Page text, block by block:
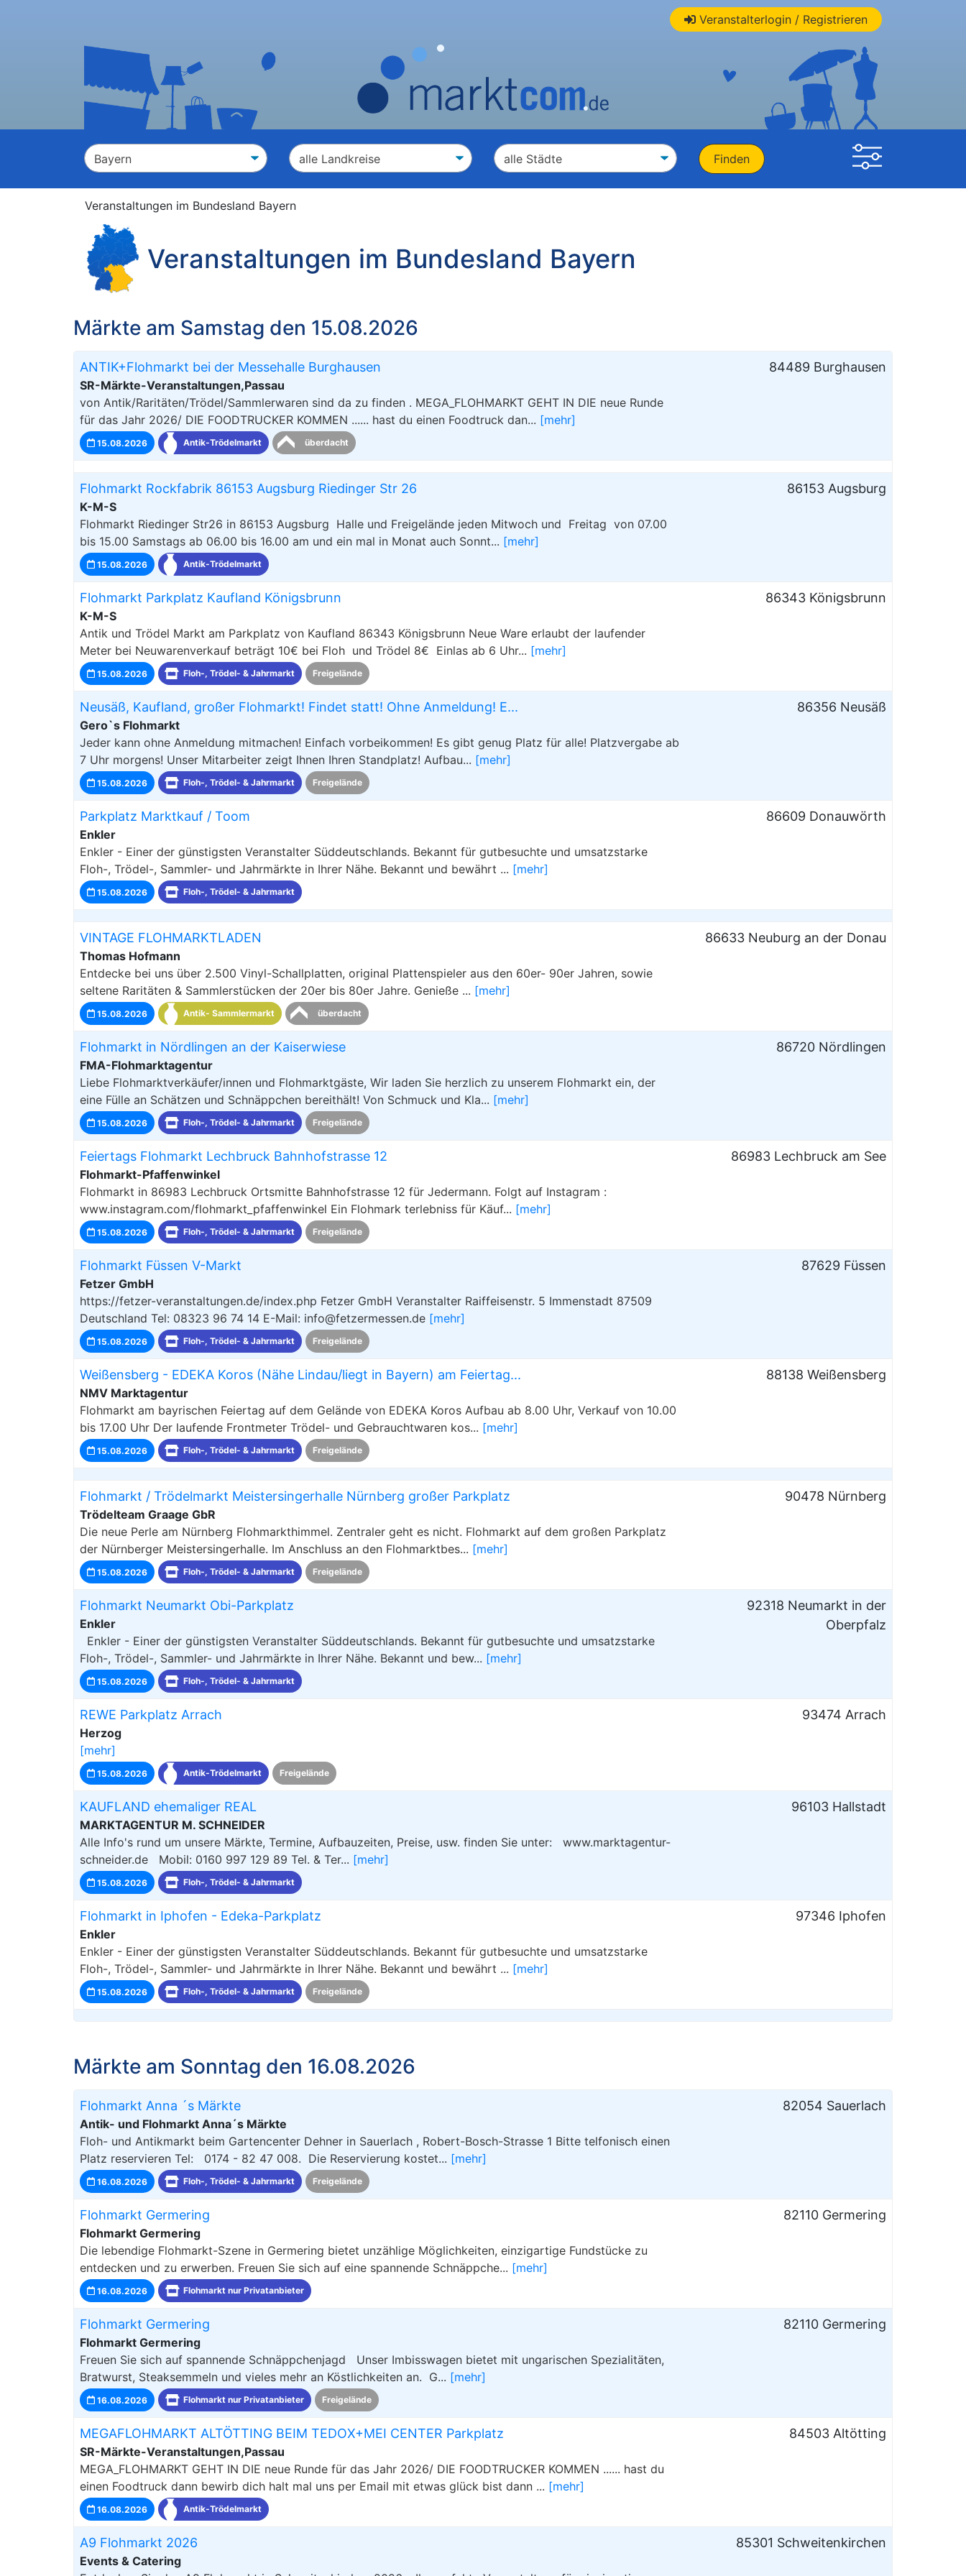
Veranstalterlogin / Registrieren
Veranstaltungen im Bundesland Bayern
Veranstaltungen im Bundesland Bayern
Märkte am Samstag den 15.08.2026
ANTIK+Flohmarkt bei der Messehalle Burghausen
SR-Märkte-Veranstaltungen,Passau
von Antik/Raritäten/Trödel/Sammlerwaren sind da zu finden . MEGA_FLOHMARKT GEHT IN DIE neue Runde
für das Jahr 2026/ DIE FOODTRUCKER KOMMEN ...... hast du einen Foodtruck dan... [mehr]
84489 Burghausen
15.08.2026 Antik-Trödelmarkt überdacht
Flohmarkt Rockfabrik 86153 Augsburg Riedinger Str 26
K-M-S
Flohmarkt Riedinger Str26 in 86153 Augsburg Halle und Freigelände jeden Mitwoch und Freitag von 07.00
bis 15.00 Samstags ab 06.00 bis 16.00 am und ein mal in Monat auch Sonnt... [mehr]
86153 Augsburg
15.08.2026 Antik-Trödelmarkt
Flohmarkt Parkplatz Kaufland Königsbrunn
K-M-S
Antik und Trödel Markt am Parkplatz von Kaufland 86343 Königsbrunn Neue Ware erlaubt der laufender
Meter bei Neuwarenverkauf beträgt 10€ bei Floh und Trödel 8€ Einlas ab 6 Uhr... [mehr]
86343 Königsbrunn
15.08.2026 Floh-, Trödel- & Jahrmarkt Freigelände
Neusäß, Kaufland, großer Flohmarkt! Findet statt! Ohne Anmeldung! E...
Gero`s Flohmarkt
Jeder kann ohne Anmeldung mitmachen! Einfach vorbeikommen! Es gibt genug Platz für alle! Platzvergabe ab
7 Uhr morgens! Unser Mitarbeiter zeigt Ihnen Ihren Standplatz! Aufbau... [mehr]
86356 Neusäß
15.08.2026 Floh-, Trödel- & Jahrmarkt Freigelände
Parkplatz Marktkauf / Toom
Enkler
Enkler - Einer der günstigsten Veranstalter Süddeutschlands. Bekannt für gutbesuchte und umsatzstarke
Floh-, Trödel-, Sammler- und Jahrmärkte in Ihrer Nähe. Bekannt und bewährt ... [mehr]
86609 Donauwörth
15.08.2026 Floh-, Trödel- & Jahrmarkt
VINTAGE FLOHMARKTLADEN
Thomas Hofmann
Entdecke bei uns über 2.500 Vinyl-Schallplatten, original Plattenspieler aus den 60er- 90er Jahren, sowie
seltene Raritäten & Sammlerstücken der 20er bis 80er Jahre. Genieße ... [mehr]
86633 Neuburg an der Donau
15.08.2026 Antik- Sammlermarkt überdacht
Flohmarkt in Nördlingen an der Kaiserwiese
FMA-Flohmarktagentur
Liebe Flohmarktverkäufer/innen und Flohmarktgäste, Wir laden Sie herzlich zu unserem Flohmarkt ein, der
eine Fülle an Schätzen und Schnäppchen bereithält! Von Schmuck und Kla... [mehr]
86720 Nördlingen
15.08.2026 Floh-, Trödel- & Jahrmarkt Freigelände
Feiertags Flohmarkt Lechbruck Bahnhofstrasse 12
Flohmarkt-Pfaffenwinkel
Flohmarkt in 86983 Lechbruck Ortsmitte Bahnhofstrasse 12 für Jedermann. Folgt auf Instagram :
www.instagram.com/flohmarkt_pfaffenwinkel Ein Flohmark terlebniss für Käuf... [mehr]
86983 Lechbruck am See
15.08.2026 Floh-, Trödel- & Jahrmarkt Freigelände
Flohmarkt Füssen V-Markt
Fetzer GmbH
https://fetzer-veranstaltungen.de/index.php Fetzer GmbH Veranstalter Raiffeisenstr. 5 Immenstadt 87509
Deutschland Tel: 08323 96 74 14 E-Mail: info@fetzermessen.de [mehr]
87629 Füssen
15.08.2026 Floh-, Trödel- & Jahrmarkt Freigelände
Weißensberg - EDEKA Koros (Nähe Lindau/liegt in Bayern) am Feiertag...
NMV Marktagentur
Flohmarkt am bayrischen Feiertag auf dem Gelände von EDEKA Koros Aufbau ab 8.00 Uhr, Verkauf von 10.00
bis 17.00 Uhr Der laufende Frontmeter Trödel- und Gebrauchtwaren kos... [mehr]
88138 Weißensberg
15.08.2026 Floh-, Trödel- & Jahrmarkt Freigelände
Flohmarkt / Trödelmarkt Meistersingerhalle Nürnberg großer Parkplatz
Trödelteam Graage GbR
Die neue Perle am Nürnberg Flohmarkthimmel. Zentraler geht es nicht. Flohmarkt auf dem großen Parkplatz
der Nürnberger Meistersingerhalle. Im Anschluss an den Flohmarktbes... [mehr]
90478 Nürnberg
15.08.2026 Floh-, Trödel- & Jahrmarkt Freigelände
Flohmarkt Neumarkt Obi-Parkplatz
Enkler
Enkler - Einer der günstigsten Veranstalter Süddeutschlands. Bekannt für gutbesuchte und umsatzstarke
Floh-, Trödel-, Sammler- und Jahrmärkte in Ihrer Nähe. Bekannt und bew... [mehr]
92318 Neumarkt in der
Oberpfalz
15.08.2026 Floh-, Trödel- & Jahrmarkt
REWE Parkplatz Arrach
Herzog
[mehr]
93474 Arrach
15.08.2026 Antik-Trödelmarkt Freigelände
KAUFLAND ehemaliger REAL
MARKTAGENTUR M. SCHNEIDER
Alle Info's rund um unsere Märkte, Termine, Aufbauzeiten, Preise, usw. finden Sie unter: www.marktagentur-
schneider.de Mobil: 0160 997 129 89 Tel. & Ter... [mehr]
96103 Hallstadt
15.08.2026 Floh-, Trödel- & Jahrmarkt
Flohmarkt in Iphofen - Edeka-Parkplatz
Enkler
Enkler - Einer der günstigsten Veranstalter Süddeutschlands. Bekannt für gutbesuchte und umsatzstarke
Floh-, Trödel-, Sammler- und Jahrmärkte in Ihrer Nähe. Bekannt und bewährt ... [mehr]
97346 Iphofen
15.08.2026 Floh-, Trödel- & Jahrmarkt Freigelände
Märkte am Sonntag den 16.08.2026
Flohmarkt Anna ´s Märkte
Antik- und Flohmarkt Anna´s Märkte
Floh- und Antikmarkt beim Gartencenter Dehner in Sauerlach , Robert-Bosch-Strasse 1 Bitte telfonisch einen
Platz reservieren Tel: 0174 - 82 47 008. Die Reservierung kostet... [mehr]
82054 Sauerlach
16.08.2026 Floh-, Trödel- & Jahrmarkt Freigelände
Flohmarkt Germering
Flohmarkt Germering
Die lebendige Flohmarkt-Szene in Germering bietet unzählige Möglichkeiten, einzigartige Fundstücke zu
entdecken und zu erwerben. Freuen Sie sich auf eine spannende Schnäppche... [mehr]
82110 Germering
16.08.2026 Flohmarkt nur Privatanbieter
Flohmarkt Germering
Flohmarkt Germering
Freuen Sie sich auf spannende Schnäppchenjagd Unser Imbisswagen bietet mit ungarischen Spezialitäten,
Bratwurst, Steaksemmeln und vieles mehr an Köstlichkeiten an. G... [mehr]
82110 Germering
16.08.2026 Flohmarkt nur Privatanbieter Freigelände
MEGAFLOHMARKT ALTÖTTING BEIM TEDOX+MEI CENTER Parkplatz
SR-Märkte-Veranstaltungen,Passau
MEGA_FLOHMARKT GEHT IN DIE neue Runde für das Jahr 2026/ DIE FOODTRUCKER KOMMEN ...... hast du
einen Foodtruck dann bewirb dich halt mal uns per Email mit etwas glück bist dann ... [mehr]
84503 Altötting
16.08.2026 Antik-Trödelmarkt
A9 Flohmarkt 2026
Events & Catering
85301 Schweitenkirchen